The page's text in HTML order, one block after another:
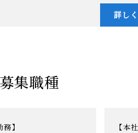
詳し
募集職種
務】
【本